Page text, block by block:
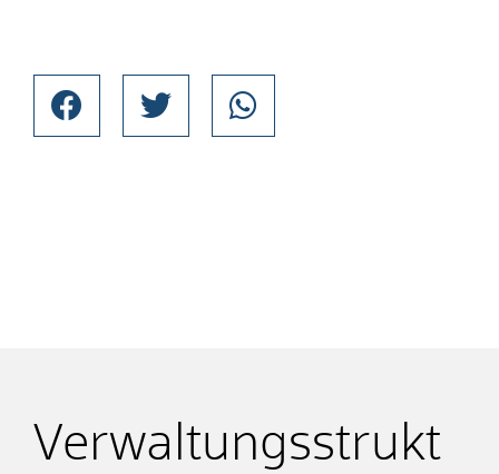
Verwaltungsstrukt